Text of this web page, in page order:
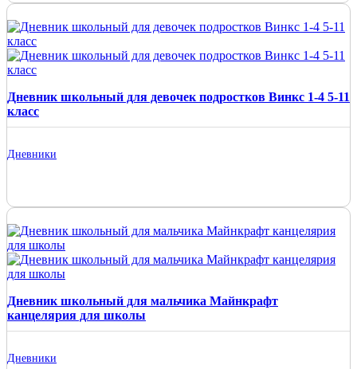
Дневник школьный для девочек подростков Винкс 1-4 5-11
класс
Дневники
Дневник школьный для мальчика Майнкрафт
канцелярия для школы
Дневники